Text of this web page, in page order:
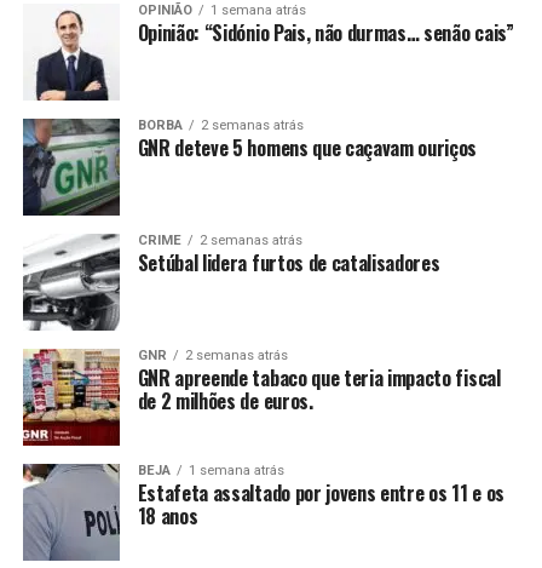
OPINIÃO 1 semana atrás
Opinião: “Sidónio Pais, não durmas… senão cais”
BORBA 2 semanas atrás
GNR deteve 5 homens que caçavam ouriços
CRIME 2 semanas atrás
Setúbal lidera furtos de catalisadores
GNR 2 semanas atrás
GNR apreende tabaco que teria impacto fiscal
de 2 milhões de euros.
BEJA 1 semana atrás
Estafeta assaltado por jovens entre os 11 e os
18 anos